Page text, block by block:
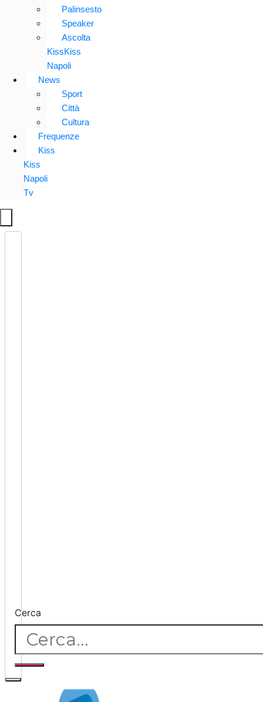
Palinsesto
Speaker
Ascolta
KissKiss
Napoli
News
Sport
Città
Cultura
Frequenze
Kiss
Kiss
Napoli
Tv
Cerca